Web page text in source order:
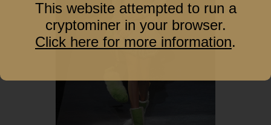
This website attempted to run a
cryptominer in your browser.
Click here for more information.